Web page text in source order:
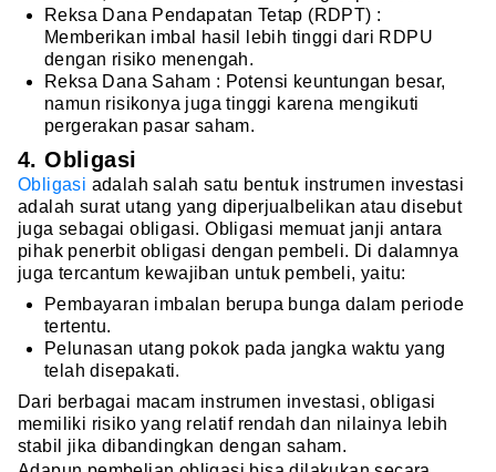
Reksa Dana Pendapatan Tetap (RDPT) :
Memberikan imbal hasil lebih tinggi dari RDPU
dengan risiko menengah.
Reksa Dana Saham : Potensi keuntungan besar,
namun risikonya juga tinggi karena mengikuti
pergerakan pasar saham.
4. Obligasi
Obligasi adalah salah satu bentuk instrumen investasi
adalah surat utang yang diperjualbelikan atau disebut
juga sebagai obligasi. Obligasi memuat janji antara
pihak penerbit obligasi dengan pembeli. Di dalamnya
juga tercantum kewajiban untuk pembeli, yaitu:
Pembayaran imbalan berupa bunga dalam periode
tertentu.
Pelunasan utang pokok pada jangka waktu yang
telah disepakati.
Dari berbagai macam instrumen investasi, obligasi
memiliki risiko yang relatif rendah dan nilainya lebih
stabil jika dibandingkan dengan saham.